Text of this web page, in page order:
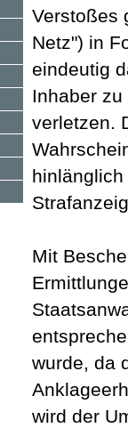
Verstoßes
Netz") in
eindeutig
Inhaber
verletzen.
Mit
wurde, da
wird der